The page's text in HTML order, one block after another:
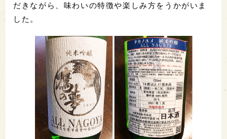
だきながら、味わいの特徴や楽しみ方をうかがいま
した。